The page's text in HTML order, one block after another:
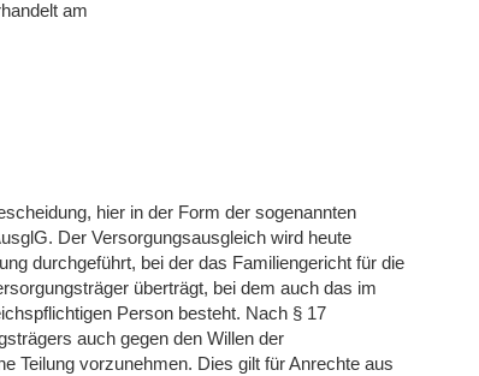
am
hier in der Form der sogenannten
Der Versorgungsausgleich wird heute
durchgeführt, bei der das Familiengericht für die
überträgt, bei dem auch das im
Person besteht. Nach § 17
auch gegen den Willen der
Teilung vorzunehmen. Dies gilt für Anrechte aus